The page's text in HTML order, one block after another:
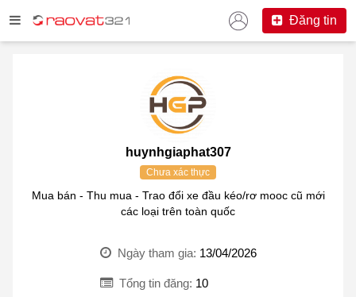
Đăng tin
huynhgiaphat307
Chưa xác thực
Mua bán - Thu mua - Trao đổi xe đầu kéo/rơ mooc cũ mới
các loại trên toàn quốc
Ngày tham gia: 13/04/2026
Tổng tin đăng: 10